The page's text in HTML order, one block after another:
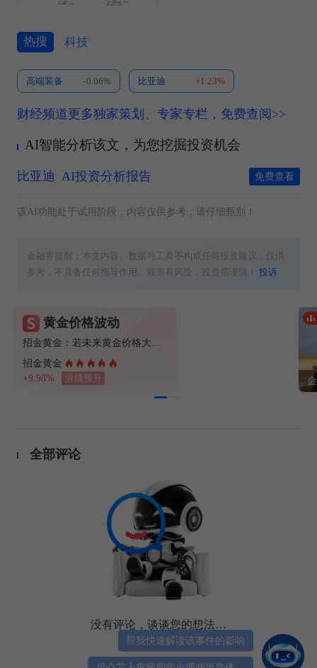
热搜 科技
高端装备 -0.06% 比亚迪 +1.23%
财经频道更多独家策划、专家专栏，免费查阅>>
AI智能分析该文，为您挖掘投资机会
比亚迪 AI投资分析报告 免费查看
该AI功能处于试用阶段，内容仅供参考，请仔细甄别！
金融界提醒：本文内容、数据与工具不构成任何投资建议，仅供
参考，不具备任何指导作用。股市有风险，投资需谨慎！投诉
黄金价格波动
招金黄金：若未来黄金价格大幅波动，将对公司经营业绩产生较大影响
招金黄金
+9.98%
业绩预升
全部评论
没有评论，谈谈您的想法…
帮我快速解读该事件的影响